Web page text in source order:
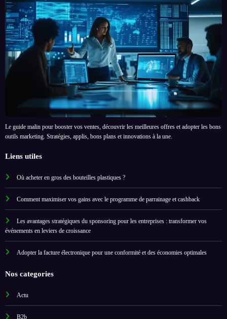
Le guide malin pour booster vos ventes, découvrir les meilleures offres et adopter les bons
outils marketing. Stratégies, applis, bons plans et innovations à la une.
Liens utiles
Où acheter en gros des bouteilles plastiques ?
Comment maximiser vos gains avec le programme de parrainage et cashback
Les avantages stratégiques du sponsoring pour les entreprises : transformer vos
événements en leviers de croissance
Adopter la facture électronique pour une conformité et des économies optimales
Nos categories
Actu
B2b